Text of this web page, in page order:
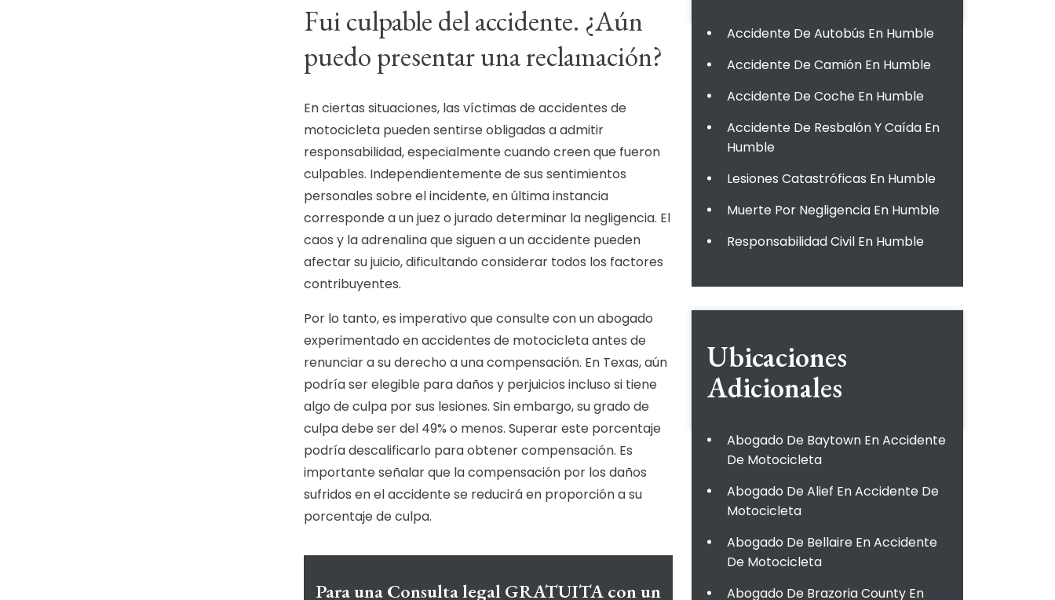
Fui culpable del accidente. ¿Aún
puedo presentar una reclamación?
En ciertas situaciones, las víctimas de accidentes de
motocicleta pueden sentirse obligadas a admitir
responsabilidad, especialmente cuando creen que fueron
culpables. Independientemente de sus sentimientos
personales sobre el incidente, en última instancia
corresponde a un juez o jurado determinar la negligencia. El
caos y la adrenalina que siguen a un accidente pueden
afectar su juicio, dificultando considerar todos los factores
contribuyentes.
Por lo tanto, es imperativo que consulte con un abogado
experimentado en accidentes de motocicleta antes de
renunciar a su derecho a una compensación. En Texas, aún
podría ser elegible para daños y perjuicios incluso si tiene
algo de culpa por sus lesiones. Sin embargo, su grado de
culpa debe ser del 49% o menos. Superar este porcentaje
podría descalificarlo para obtener compensación. Es
importante señalar que la compensación por los daños
sufridos en el accidente se reducirá en proporción a su
porcentaje de culpa.
Para una Consulta legal GRATUITA con un
Accidente De Autobús En Humble
Accidente De Camión En Humble
Accidente De Coche En Humble
Accidente De Resbalón Y Caída En
Humble
Lesiones Catastróficas En Humble
Muerte Por Negligencia En Humble
Responsabilidad Civil En Humble
Ubicaciones
Adicionales
Abogado De Baytown En Accidente
De Motocicleta
Abogado De Alief En Accidente De
Motocicleta
Abogado De Bellaire En Accidente
De Motocicleta
Abogado De Brazoria County En